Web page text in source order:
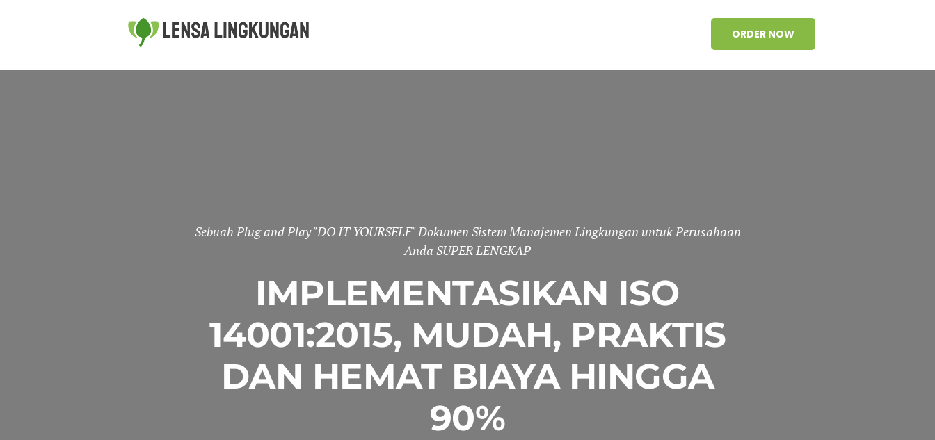
ORDER NOW
Sebuah Plug and Play "DO IT YOURSELF" Dokumen Sistem Manajemen Lingkungan untuk Perusahaan
Anda SUPER LENGKAP
IMPLEMENTASIKAN ISO
14001:2015, MUDAH, PRAKTIS
DAN HEMAT BIAYA HINGGA
90%